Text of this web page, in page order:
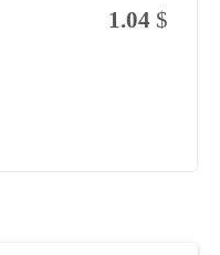
$
1.04